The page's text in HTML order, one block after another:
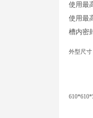
使用最
使用最
槽内密
外型尺寸